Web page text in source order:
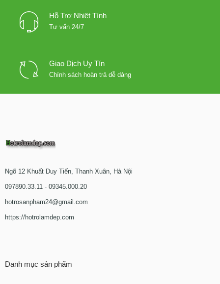
Hỗ Trợ Nhiệt Tình
Tư vấn 24/7
Giao Dịch Uy Tín
Chính sách hoàn trả dễ dàng
Ngõ 12 Khuất Duy Tiến, Thanh Xuân, Hà Nội
097890.33.11 - 09345.000.20
hotrosanpham24@gmail.com
https://hotrolamdep.com
Danh mục sản phẩm